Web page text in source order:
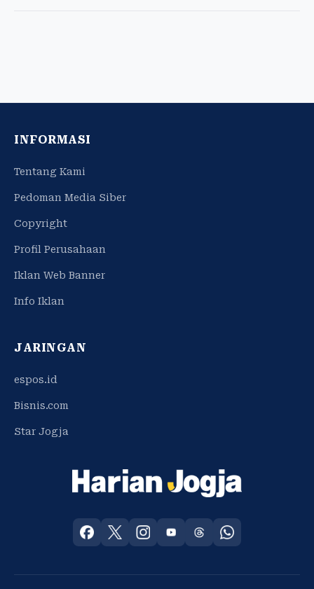
INFORMASI
Tentang Kami
Pedoman Media Siber
Copyright
Profil Perusahaan
Iklan Web Banner
Info Iklan
JARINGAN
espos.id
Bisnis.com
Star Jogja